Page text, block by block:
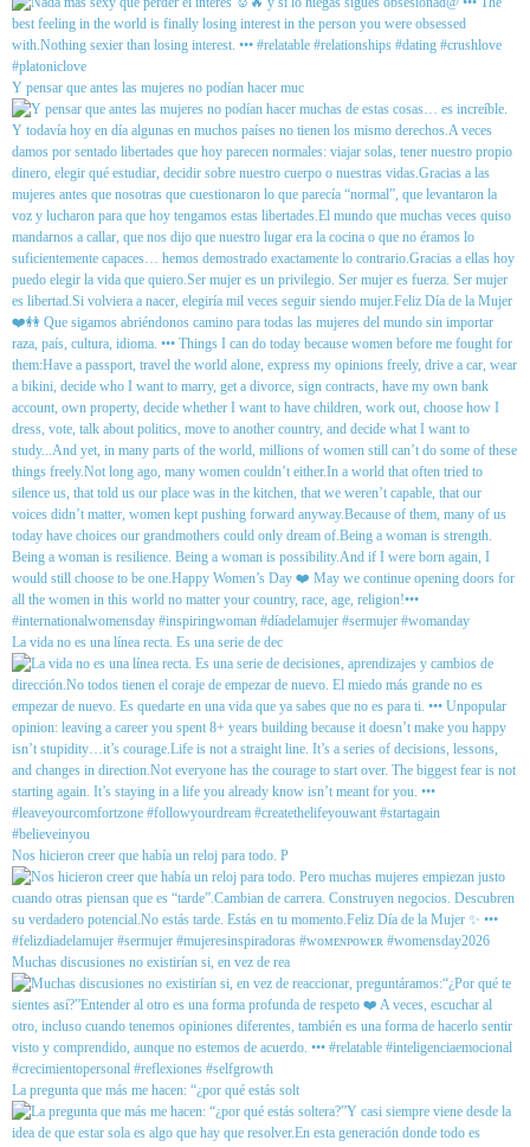
Y pensar que antes las mujeres no podían hacer muc
La vida no es una línea recta. Es una serie de dec
Nos hicieron creer que había un reloj para todo. P
Muchas discusiones no existirían si, en vez de rea
La pregunta que más me hacen: “¿por qué estás solt